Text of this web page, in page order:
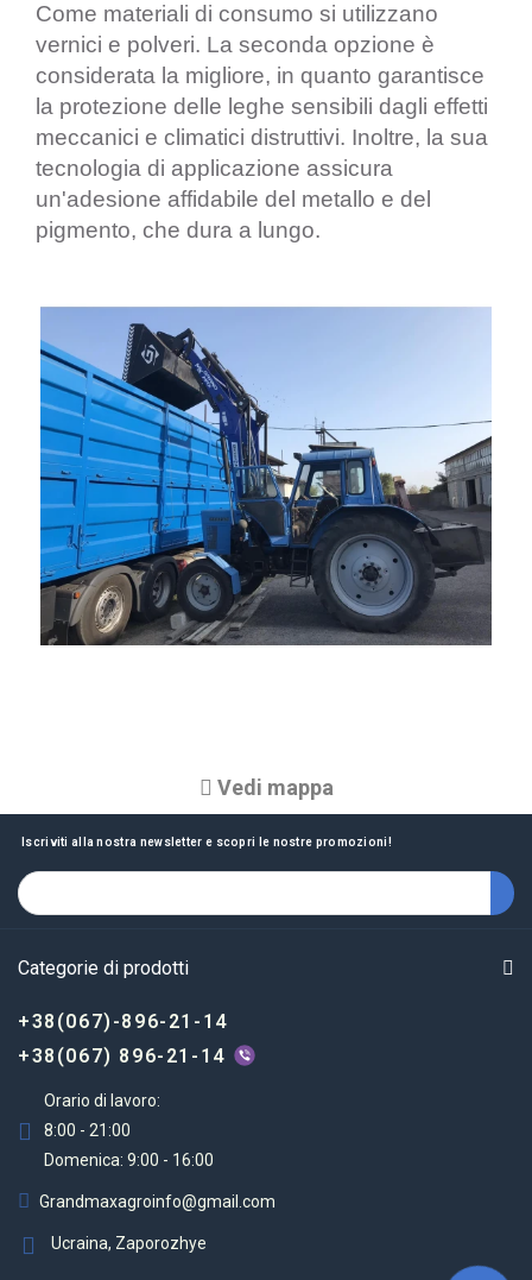
Come materiali di consumo si utilizzano
vernici e polveri. La seconda opzione è
considerata la migliore, in quanto garantisce
la protezione delle leghe sensibili dagli effetti
meccanici e climatici distruttivi. Inoltre, la sua
tecnologia di applicazione assicura
un'adesione affidabile del metallo e del
pigmento, che dura a lungo.
Vedi mappa
Iscriviti alla nostra newsletter e scopri le nostre promozioni!
Categorie di prodotti
+38(067)-896-21-14
+38(067) 896-21-14
Orario di lavoro:
8:00 - 21:00
Domenica: 9:00 - 16:00
Grandmaxagroinfo@gmail.com
Ucraina, Zaporozhye